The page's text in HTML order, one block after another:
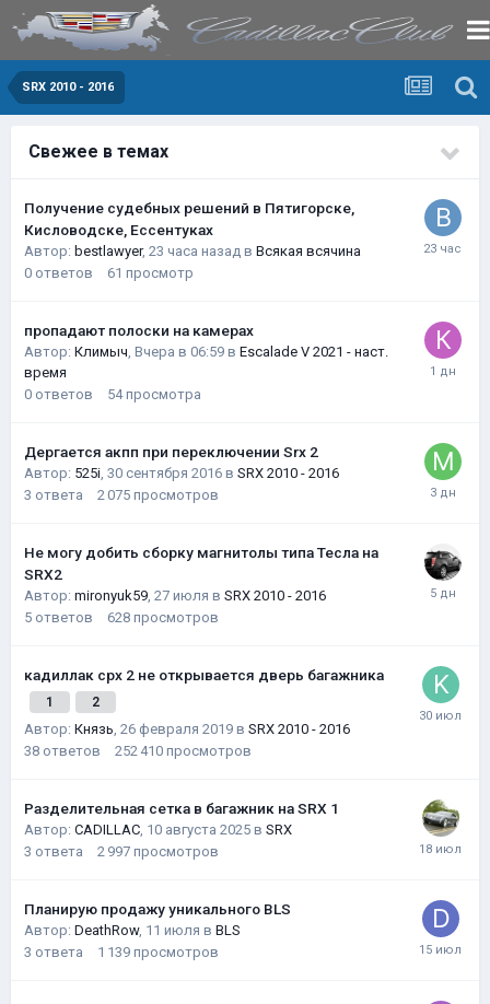
SRX 2010 - 2016
Свежее в темах
Получение судебных решений в Пятигорске,
Кисловодске, Ессентуках
Автор: bestlawyer, 23 часа назад в Всякая всячина
0 ответов 61 просмотр
пропадают полоски на камерах
Автор: Климыч, Вчера в 06:59 в Escalade V 2021 - наст.
время
0 ответов 54 просмотра
Дергается акпп при переключении Srx 2
Автор: 525i, 30 сентября 2016 в SRX 2010 - 2016
3 ответа 2 075 просмотров
Не могу добить сборку магнитолы типа Тесла на
SRX2
Автор: mironyuk59, 27 июля в SRX 2010 - 2016
5 ответов 628 просмотров
кадиллак срх 2 не открывается дверь багажника
1 2
Автор: Князь, 26 февраля 2019 в SRX 2010 - 2016
38 ответов 252 410 просмотров
Разделительная сетка в багажник на SRX 1
Автор: CADILLAC, 10 августа 2025 в SRX
3 ответа 2 997 просмотров
Планирую продажу уникального BLS
Автор: DeathRow, 11 июля в BLS
3 ответа 1 139 просмотров